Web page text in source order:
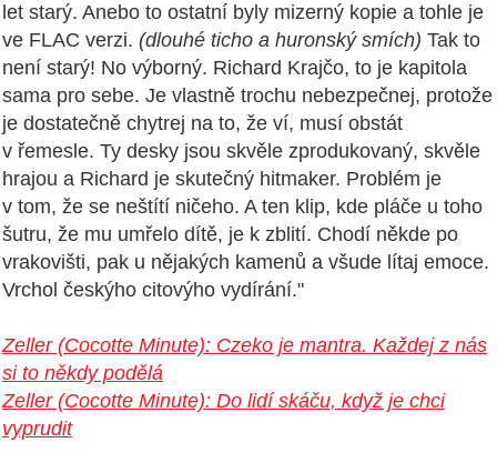
let starý. Anebo to ostatní byly mizerný kopie a tohle je
ve FLAC verzi. (dlouhé ticho a huronský smích) Tak to
není starý! No výborný. Richard Krajčo, to je kapitola
sama pro sebe. Je vlastně trochu nebezpečnej, protože
je dostatečně chytrej na to, že ví, musí obstát
v řemesle. Ty desky jsou skvěle zprodukovaný, skvěle
hrajou a Richard je skutečný hitmaker. Problém je
v tom, že se neštítí ničeho. A ten klip, kde pláče u toho
šutru, že mu umřelo dítě, je k zblití. Chodí někde po
vrakovišti, pak u nějakých kamenů a všude lítaj emoce.
Vrchol českýho citovýho vydírání."
Zeller (Cocotte Minute): Czeko je mantra. Každej z nás
si to někdy podělá
Zeller (Cocotte Minute): Do lidí skáču, když je chci
vyprudit